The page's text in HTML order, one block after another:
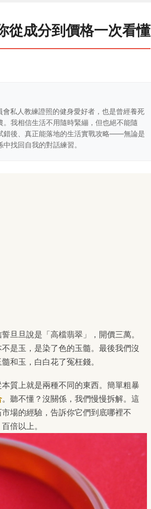
從成分到價格一次看懂
私人教練證照的健身愛好者，也是曾經養死
我相信生活不用隨時緊繃，但也絕不能隨
錯後、真正能落地的生活實戰攻略——無論是
找回自我的對話練習。
旦旦說是「高檔翡翠」，開價三萬。
是玉，是染了色的玉髓。最後我們沒
和玉，白白花了冤枉錢。
質上就是兩種不同的東西。簡單粗暴
。聽不懂？沒關係，我們慢慢拆解。這
場的經驗，告訴你它們到底哪裡不
倍以上。